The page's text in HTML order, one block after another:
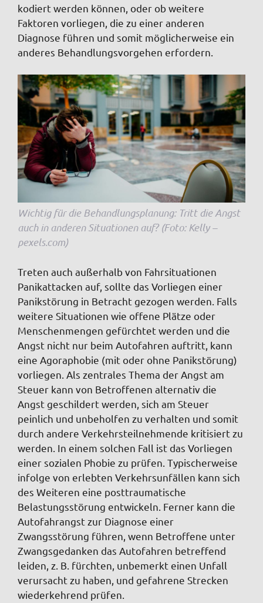
kodiert werden können, oder ob weitere
Faktoren vorliegen, die zu einer anderen
Diagnose führen und somit möglicherweise ein
anderes Behandlungsvorgehen erfordern.
Wichtig für die Behandlungsplanung: Tritt die Angst
auch in anderen Situationen auf? (Foto: Kelly –
pexels.com)
Treten auch außerhalb von Fahrsituationen
Panikattacken auf, sollte das Vorliegen einer
Panikstörung in Betracht gezogen werden. Falls
weitere Situationen wie offene Plätze oder
Menschenmengen gefürchtet werden und die
Angst nicht nur beim Autofahren auftritt, kann
eine Agoraphobie (mit oder ohne Panikstörung)
vorliegen. Als zentrales Thema der Angst am
Steuer kann von Betroffenen alternativ die
Angst geschildert werden, sich am Steuer
peinlich und unbeholfen zu verhalten und somit
durch andere Verkehrsteilnehmende kritisiert zu
werden. In einem solchen Fall ist das Vorliegen
einer sozialen Phobie zu prüfen. Typischerweise
infolge von erlebten Verkehrsunfällen kann sich
des Weiteren eine posttraumatische
Belastungsstörung entwickeln. Ferner kann die
Autofahrangst zur Diagnose einer
Zwangsstörung führen, wenn Betroffene unter
Zwangsgedanken das Autofahren betreffend
leiden, z. B. fürchten, unbemerkt einen Unfall
verursacht zu haben, und gefahrene Strecken
wiederkehrend prüfen.